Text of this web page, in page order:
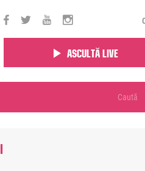
Ascultă live